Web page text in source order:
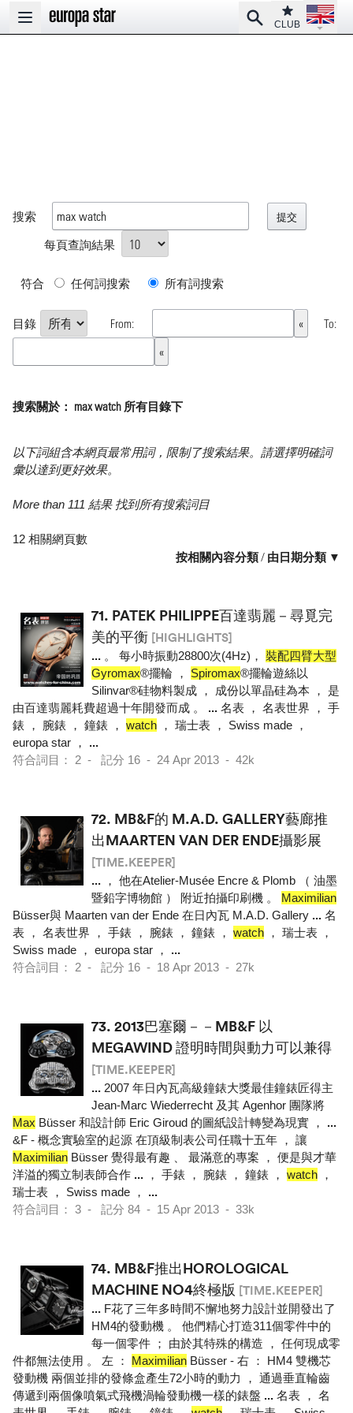
Open main menu
SearchClub
CLUB
Open
搜索
每頁查詢結果
符合 任何詞搜索 所有詞搜索
目錄 From: To:
搜索關於： max watch 所有目錄下
以下詞組含本網頁最常用詞，限制了搜索結果。請選擇明確詞
彙以達到更好效果。
More than 111 結果 找到所有搜索詞目
12 相關網頁數
按相關內容分類/ 由日期分類 ▼
71. PATEK PHILIPPE百達翡麗－尋覓完
美的平衡 [HIGHLIGHTS]
... 。 每小時振動28800次(4Hz)， 裝配四臂大型
Gyromax®擺輪 ， Spiromax®擺輪遊絲以
Silinvar®硅物料製成 ， 成份以單晶硅為本 ， 是
由百達翡麗耗費超過十年開發而成 。 ... 名表 ， 名表世界 ， 手
錶 ， 腕錶 ， 鐘錶 ， watch ， 瑞士表 ， Swiss made ，
europa star ， ...
符合詞目： 2 - 記分 16 - 24 Apr 2013 - 42k
72. MB&F的 M.A.D. GALLERY藝廊推
出MAARTEN VAN DER ENDE攝影展
[TIME.KEEPER]
... ， 他在Atelier-Musée Encre & Plomb （ 油墨
暨鉛字博物館 ） 附近拍攝印刷機 。 Maximilian
Büsser與 Maarten van der Ende 在日內瓦 M.A.D. Gallery ... 名
表 ， 名表世界 ， 手錶 ， 腕錶 ， 鐘錶 ， watch ， 瑞士表 ，
Swiss made ， europa star ， ...
符合詞目： 2 - 記分 16 - 18 Apr 2013 - 27k
73. 2013巴塞爾－－MB&F 以
MEGAWIND 證明時間與動力可以兼得
[TIME.KEEPER]
... 2007 年日內瓦高級鐘錶大獎最佳鐘錶匠得主
Jean-Marc Wiederrecht 及其 Agenhor 團隊將
Max Büsser 和設計師 Eric Giroud 的圖紙設計轉變為現實 ， ...
&F - 概念實驗室的起源 在頂級制表公司任職十五年 ， 讓
Maximilian Büsser 覺得最有趣 、 最滿意的專案 ， 便是與才華
洋溢的獨立制表師合作 ... ， 手錶 ， 腕錶 ， 鐘錶 ， watch ，
瑞士表 ， Swiss made ， ...
符合詞目： 3 - 記分 84 - 15 Apr 2013 - 33k
74. MB&F推出HOROLOGICAL
MACHINE NO4終極版 [TIME.KEEPER]
... F花了三年多時間不懈地努力設計並開發出了
HM4的發動機 。 他們精心打造311個零件中的
每一個零件 ； 由於其特殊的構造 ， 任何現成零
件都無法使用 。 左 ： Maximilian Büsser - 右 ： HM4 雙機芯
發動機 兩個並排的發條盒產生72小時的動力 ， 通過垂直輪齒
傳遞到兩個像噴氣式飛機渦輪發動機一樣的錶盤 ... 名表 ， 名